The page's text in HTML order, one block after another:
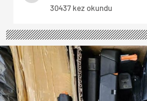
30437 kez okundu